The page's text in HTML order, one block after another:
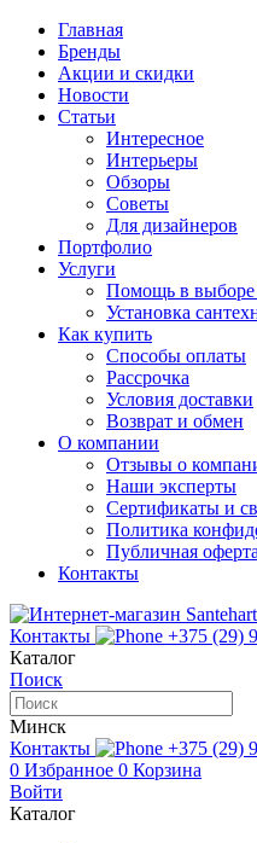
Главная
Бренды
Акции и скидки
Новости
Статьи
Интересное
Интерьеры
Обзоры
Советы
Для дизайнеров
Портфолио
Услуги
Помощь в выборе
Установка
Как купить
Способы оплаты
Рассрочка
Условия доставки
Возврат и обмен
О компании
Отзывы о
Наши эксперты
Сертификаты и
Политика
Публичная оферта
Контакты
Контакты +375 (29)
Каталог
Поиск
Минск
Контакты
+375 (29)
0 Избранное 0 Корзина
Войти
Каталог